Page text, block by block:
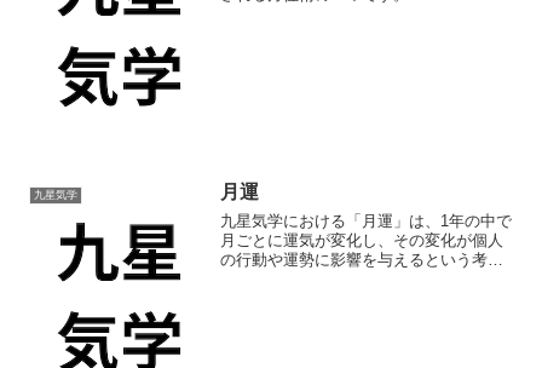
九星気学 月運
九星気学における「月運」は、1年の中で
月ごとに運気が変化し、その変化が個人
の行動や運勢に影響を与えるという考え